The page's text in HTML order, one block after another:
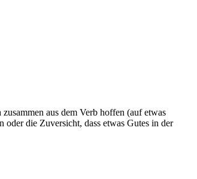
aus dem Verb hoffen (auf etwas
die Zuversicht, dass etwas Gutes in der